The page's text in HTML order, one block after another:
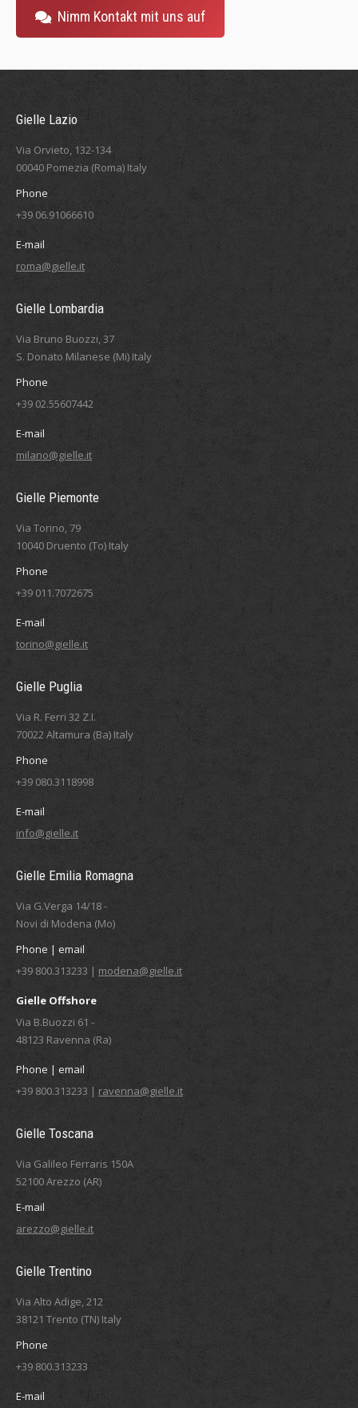
Nimm Kontakt mit uns auf
Gielle Lazio
Via Orvieto, 132-134
00040 Pomezia (Roma) Italy
Phone
+39 06.91066610
E-mail
roma@gielle.it
Gielle Lombardia
Via Bruno Buozzi, 37
S. Donato Milanese (Mi) Italy
Phone
+39 02.55607442
E-mail
milano@gielle.it
Gielle Piemonte
Via Torino, 79
10040 Druento (To) Italy
Phone
+39 011.7072675
E-mail
torino@gielle.it
Gielle Puglia
Via R. Ferri 32 Z.I.
70022 Altamura (Ba) Italy
Phone
+39 080.3118998
E-mail
info@gielle.it
Gielle Emilia Romagna
Via G.Verga 14/18 -
Novi di Modena (Mo)
Phone | email
+39 800.313233 | modena@gielle.it
Gielle Offshore
Via B.Buozzi 61 -
48123 Ravenna (Ra)
Phone | email
+39 800.313233 | ravenna@gielle.it
Gielle Toscana
Via Galileo Ferraris 150A
52100 Arezzo (AR)
E-mail
arezzo@gielle.it
Gielle Trentino
Via Alto Adige, 212
38121 Trento (TN) Italy
Phone
+39 800.313233
E-mail